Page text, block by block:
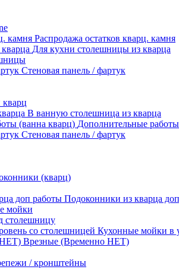
Распродажа остатков кварц. камня
Для кухни столешницы из кварца
Стеновая панель / фартук
В ванную столешница из кварца
Дополнительные
Стеновая панель / фартук
(кварц)
Подоконники из кварца
мойки
столешницу
Кухонные мойки в
Врезные (Временно НЕТ)
/ кронштейны